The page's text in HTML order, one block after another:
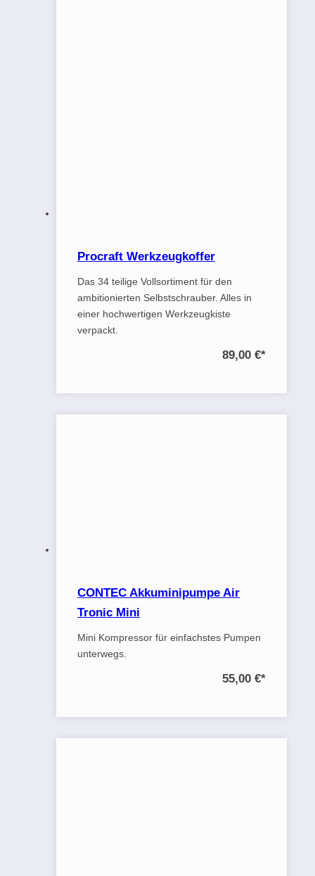
Procraft Werkzeugkoffer
Das 34 teilige Vollsortiment für den
ambitionierten Selbstschrauber. Alles in
einer hochwertigen Werkzeugkiste
verpackt.
89,00 €*
CONTEC Akkuminipumpe Air
Tronic Mini
Mini Kompressor für einfachstes Pumpen
unterwegs.
55,00 €*